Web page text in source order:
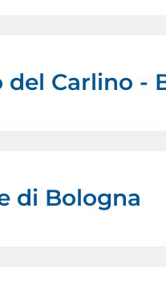
del Carlino -
di Bologna